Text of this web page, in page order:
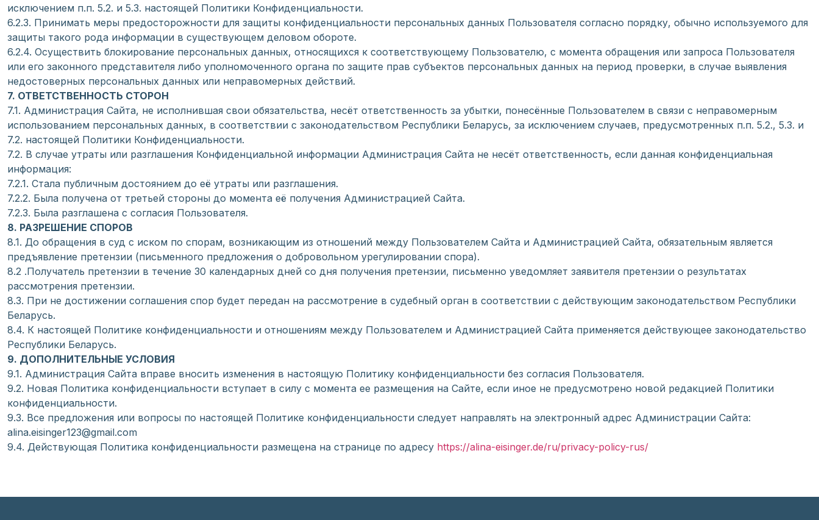
исключением п.п. 5.2. и 5.3. настоящей Политики Конфиденциальности.
6.2.3. Принимать меры предосторожности для защиты конфиденциальности персональных данных Пользователя согласно порядку, обычно используемого для
защиты такого рода информации в существующем деловом обороте.
6.2.4. Осуществить блокирование персональных данных, относящихся к соответствующему Пользователю, с момента обращения или запроса Пользователя
или его законного представителя либо уполномоченного органа по защите прав субъектов персональных данных на период проверки, в случае выявления
недостоверных персональных данных или неправомерных действий.
7. ОТВЕТСТВЕННОСТЬ СТОРОН
7.1. Администрация Сайта, не исполнившая свои обязательства, несёт ответственность за убытки, понесённые Пользователем в связи с неправомерным
использованием персональных данных, в соответствии с законодательством Республики Беларусь, за исключением случаев, предусмотренных п.п. 5.2., 5.3. и
7.2. настоящей Политики Конфиденциальности.
7.2. В случае утраты или разглашения Конфиденциальной информации Администрация Сайта не несёт ответственность, если данная конфиденциальная
информация:
7.2.1. Стала публичным достоянием до её утраты или разглашения.
7.2.2. Была получена от третьей стороны до момента её получения Администрацией Сайта.
7.2.3. Была разглашена с согласия Пользователя.
8. РАЗРЕШЕНИЕ СПОРОВ
8.1. До обращения в суд с иском по спорам, возникающим из отношений между Пользователем Сайта и Администрацией Сайта, обязательным является
предъявление претензии (письменного предложения о добровольном урегулировании спора).
8.2 .Получатель претензии в течение 30 календарных дней со дня получения претензии, письменно уведомляет заявителя претензии о результатах
рассмотрения претензии.
8.3. При не достижении соглашения спор будет передан на рассмотрение в судебный орган в соответствии с действующим законодательством Республики
Беларусь.
8.4. К настоящей Политике конфиденциальности и отношениям между Пользователем и Администрацией Сайта применяется действующее законодательство
Республики Беларусь.
9. ДОПОЛНИТЕЛЬНЫЕ УСЛОВИЯ
9.1. Администрация Сайта вправе вносить изменения в настоящую Политику конфиденциальности без согласия Пользователя.
9.2. Новая Политика конфиденциальности вступает в силу с момента ее размещения на Сайте, если иное не предусмотрено новой редакцией Политики
конфиденциальности.
9.3. Все предложения или вопросы по настоящей Политике конфиденциальности следует направлять на электронный адрес Администрации Сайта:
alina.eisinger123@gmail.com
9.4. Действующая Политика конфиденциальности размещена на странице по адресу https://alina-eisinger.de/ru/privacy-policy-rus/